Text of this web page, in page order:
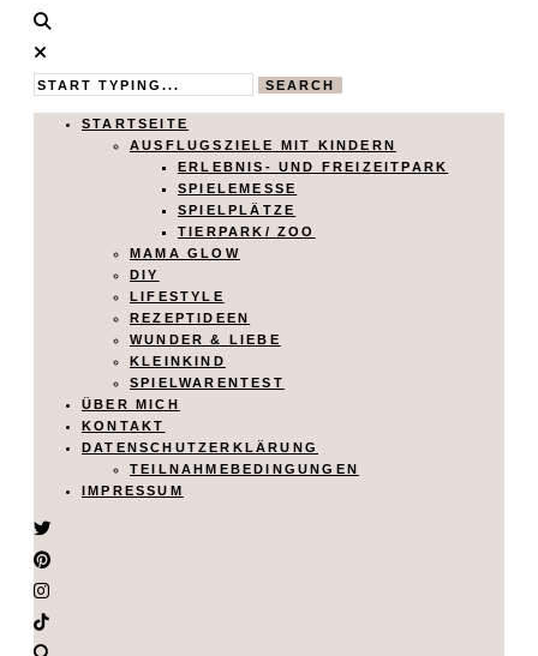
Calistas
Traum
MAMABLOG
SEARCH
STARTSEITE
AUSFLUGSZIELE MIT KINDERN
ERLEBNIS- UND FREIZEITPARK
SPIELEMESSE
SPIELPLÄTZE
TIERPARK/ ZOO
MAMA GLOW
DIY
LIFESTYLE
REZEPTIDEEN
WUNDER & LIEBE
KLEINKIND
SPIELWARENTEST
ÜBER MICH
KONTAKT
DATENSCHUTZERKLÄRUNG
TEILNAHMEBEDINGUNGEN
IMPRESSUM